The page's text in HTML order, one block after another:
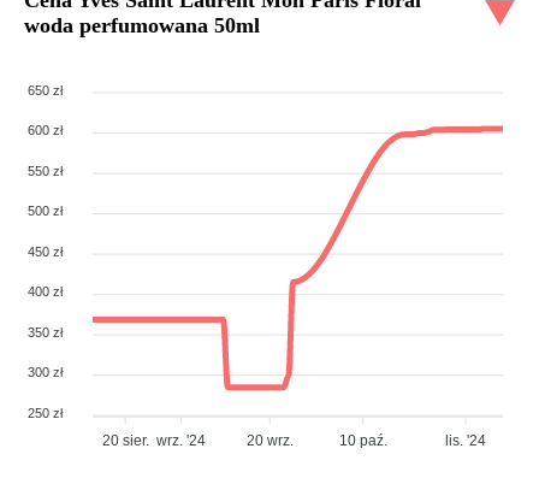
woda perfumowana 50ml
650 zł
600 zł
550 zł
500 zł
450 zł
400 zł
350 zł
300 zł
250 zł
20 sier. wrz. '24 20 wrz. 10 paź. lis. '24